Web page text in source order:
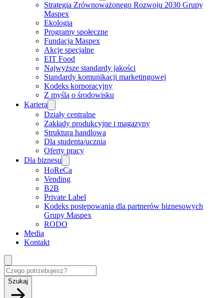
Strategia Zrównoważonego Rozwoju 2030 Grupy
Maspex
Ekologia
Programy społeczne
Fundacja Maspex
Akcje specjalne
EIT Food
Najwyższe standardy jakości
Standardy komunikacji marketingowej
Kodeks korporacyjny
Z myślą o środowisku
Kariera
Działy centralne
Zakłady produkcyjne i magazyny
Struktura handlowa
Dla studenta/ucznia
Oferty pracy
Dla biznesu
HoReCa
Vending
B2B
Private Label
Kodeks postępowania dla partnerów biznesowych
Grupy Maspex
RODO
Media
Kontakt
Szukaj